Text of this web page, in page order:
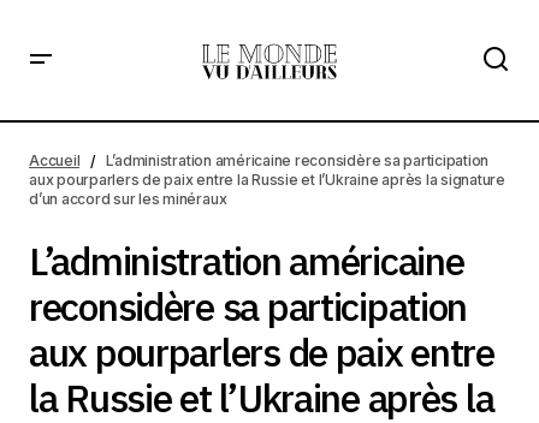
aux pourparlers de paix entre la Russie et l’Ukraine après
la signature d’un accord sur les minéraux
Accueil
L’administration américaine reconsidère sa participation
aux pourparlers de paix entre la Russie et l’Ukraine après la signature
d’un accord sur les minéraux
L’administration américaine
reconsidère sa participation
aux pourparlers de paix entre
la Russie et l’Ukraine après la